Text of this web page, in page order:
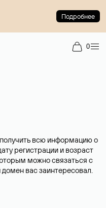
Подробнее
0
всю информацию о
регистрации и возраст
можно связаться с
вас заинтересовал.